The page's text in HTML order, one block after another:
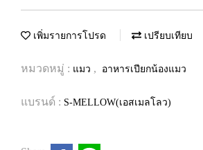
เพิ่มรายการโปรด เปรียบเทียบ
หมวดหมู่ : แมว , อาหารเปียกน้องแมว
แบรนด์ : S-MELLOW(เอสเมลโลว)